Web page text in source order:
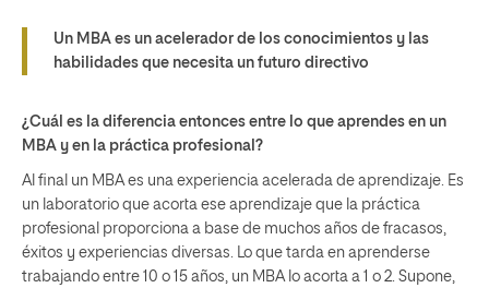
Un MBA es un acelerador de los conocimientos y las
habilidades que necesita un futuro directivo
¿Cuál es la diferencia entonces entre lo que aprendes en un
MBA y en la práctica profesional?
Al final un MBA es una experiencia acelerada de aprendizaje. Es
un laboratorio que acorta ese aprendizaje que la práctica
profesional proporciona a base de muchos años de fracasos,
éxitos y experiencias diversas. Lo que tarda en aprenderse
trabajando entre 10 o 15 años, un MBA lo acorta a 1 o 2. Supone,